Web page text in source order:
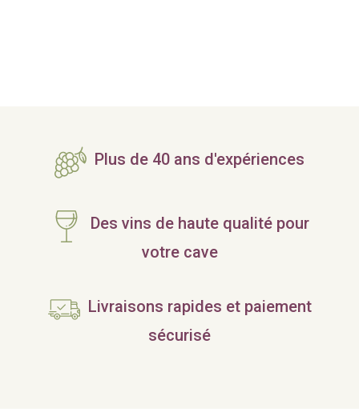
Plus de 40 ans d'expériences
Des vins de haute qualité pour
votre cave
Livraisons rapides et paiement
sécurisé